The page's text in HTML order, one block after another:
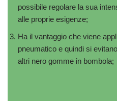
possibile regolare la sua
alle proprie esigenze;
Ha il vantaggio che viene
pneumatico e quindi si
altri nero gomme in bombola;